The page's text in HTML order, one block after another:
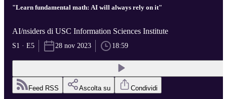
"Learn fundamental math: AI will always rely on it"
AI/nsiders di USC Information Sciences Institute
S1 · E5 28 nov 2023 18:59
Feed RSS Ascolta su Condividi